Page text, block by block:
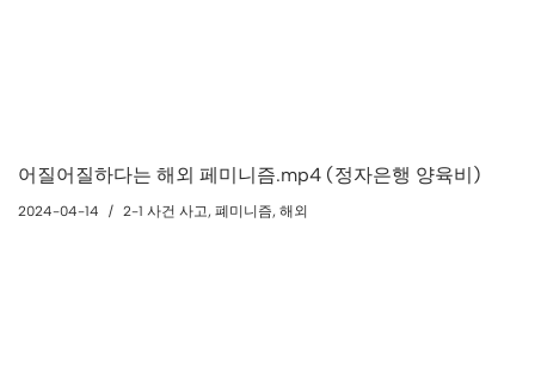
어질어질하다는 해외 페미니즘.mp4 (정자은행 양육비)
2024-04-14 2-1 사건 사고, 폐미니즘, 해외